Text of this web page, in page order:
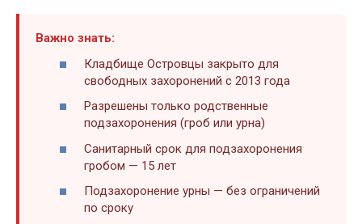
Важно знать:
Кладбище Островцы закрыто для
свободных захоронений с 2013 года
Разрешены только родственные
подзахоронения (гроб или урна)
Санитарный срок для подзахоронения
гробом — 15 лет
Подзахоронение урны — без ограничений
по сроку